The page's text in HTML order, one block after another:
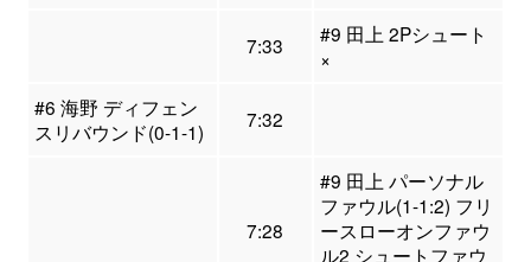
7:33
#9 田上 2Pシュート
×
#6 海野 ディフェン
スリバウンド(0-1-1)
7:32
7:28
#9 田上 パーソナル
ファウル(1-1:2) フリ
ースローオンファウ
ル2 シュートファウ